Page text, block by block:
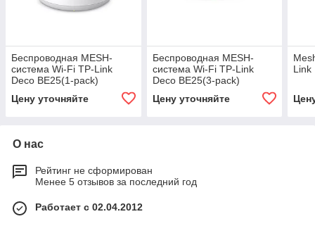
Беспроводная MESH-
система Wi-Fi TP-Link
Deco BE25(1-pack)
Цену уточняйте
Беспроводная MESH-
система Wi-Fi TP-Link
Deco BE25(3-pack)
Цену уточняйте
Link
О нас
Рейтинг не сформирован
Менее 5 отзывов за последний год
Работает с 02.04.2012